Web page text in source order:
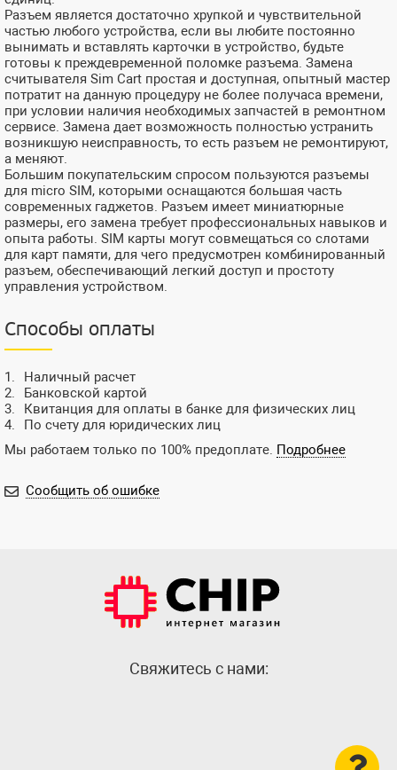
Разъем является достаточно хрупкой и чувствительной
частью любого устройства, если вы любите постоянно
вынимать и вставлять карточки в устройство, будьте
готовы к преждевременной поломке разъема. Замена
считывателя Sim Cart простая и доступная, опытный мастер
потратит на данную процедуру не более получаса времени,
при условии наличия необходимых запчастей в ремонтном
сервисе. Замена дает возможность полностью устранить
возникшую неисправность, то есть разъем не ремонтируют,
а меняют.
Большим покупательским спросом пользуются разъемы
для micro SIM, которыми оснащаются большая часть
современных гаджетов. Разъем имеет миниатюрные
размеры, его замена требует профессиональных навыков и
опыта работы. SIM карты могут совмещаться со слотами
для карт памяти, для чего предусмотрен комбинированный
разъем, обеспечивающий легкий доступ и простоту
управления устройством.
Способы оплаты
Наличный расчет
Банковской картой
Квитанция для оплаты в банке для физических лиц
По счету для юридических лиц
Мы работаем только по 100% предоплате. Подробнее
Сообщить об ошибке
Cвяжитесь с нами: